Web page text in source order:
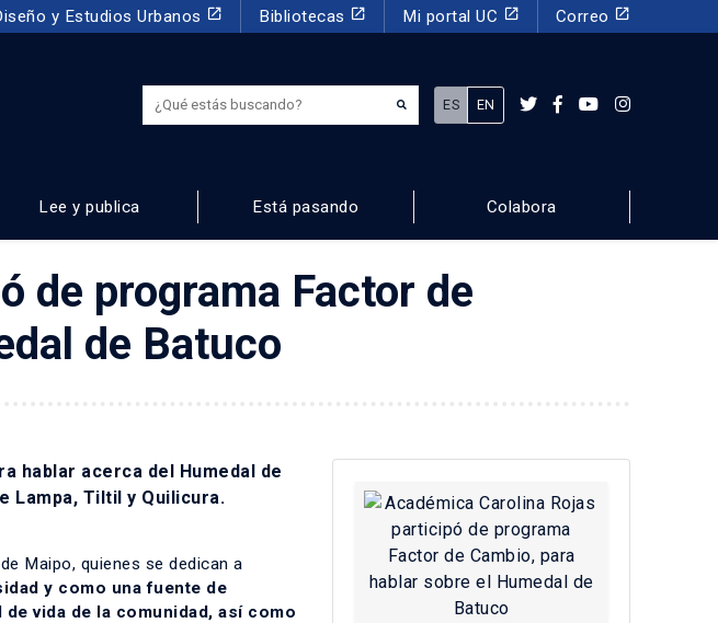
y Estudios Urbanos launch Bibliotecas launch Mi portal UC launch Correo launch
¿Qué estás buscando?
ES EN
Lee y publica Está pasando Colabora
de programa Factor de
de Batuco
hablar acerca del Humedal de
Lampa, Tiltil y Quilicura.
Maipo, quienes se dedican a
y como una fuente de
vida de la comunidad, así como